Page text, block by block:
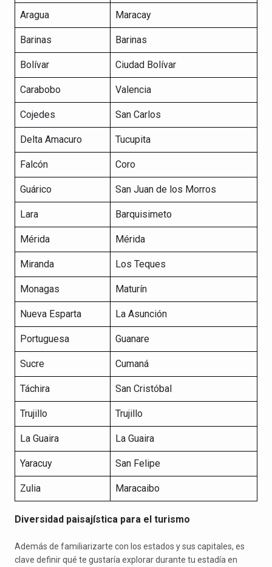
Aragua Maracay
Barinas Barinas
Bolívar Ciudad Bolívar
Carabobo Valencia
Cojedes San Carlos
Delta Amacuro Tucupita
Falcón Coro
Guárico San Juan de los Morros
Lara Barquisimeto
Mérida Mérida
Miranda Los Teques
Monagas Maturín
Nueva Esparta La Asunción
Portuguesa Guanare
Sucre Cumaná
Táchira San Cristóbal
Trujillo Trujillo
La Guaira La Guaira
Yaracuy San Felipe
Zulia Maracaibo
Diversidad paisajística para el turismo
Además de familiarizarte con los estados y sus capitales, es
clave definir qué te gustaría explorar durante tu estadía en